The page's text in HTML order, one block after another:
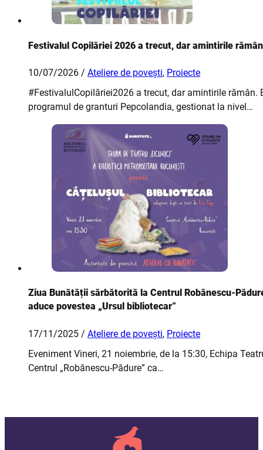
Festivalul Copilăriei 2026 a trecut, dar amintirile
10/07/2026 / Ateliere de povești, Proiecte
#FestivalulCopilăriei2026 a trecut, dar amintirile rămân.
programul de granturi Pepcolandia, gestionat la nivel…
Ziua Bunătății sărbătorită la Centrul Robănescu-
aduce povestea „Ursul bibliotecar”
17/11/2025 / Ateliere de povești, Proiecte
Eveniment Vineri, 21 noiembrie, de la 15:30, Echipa
Centrul „Robănescu-Pădure” ca…